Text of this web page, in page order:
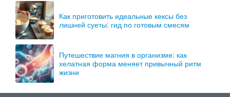
Как приготовить идеальные кексы без
лишней суеты: гид по готовым смесям
Путешествие магния в организме: как
хелатная форма меняет привычный ритм
жизни